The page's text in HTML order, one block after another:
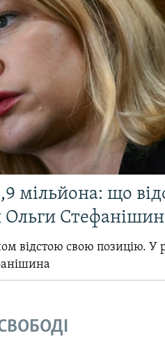
мільйона: що
Ольги
відстою свою позицію. У